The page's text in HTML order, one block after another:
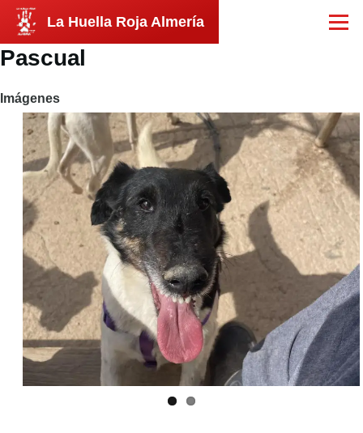
Pasar al contenido principal
La Huella Roja Almería Menú
Pascual
Imágenes